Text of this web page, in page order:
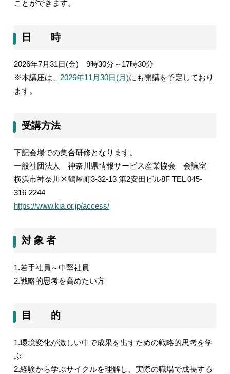
ことができます。
日 時
2026年7月31日(金) 9時30分～ 17時30分
※本講座は、 2026年11 月30日(月)にも開講を予定しており
ます。
受講方法
下記会場での集合研修となります。
一般社団法人 神奈川県情報サービス産業協会 会議室
横浜市神奈川区鶴屋町3-32-13 第2安田ビル8F TEL 045-
316-2244
https://www.kia.or.jp/access/
対 象 者
1.若手社員～中堅社員
2.戦略的思考を高めたい方
目 的
1.環境変化が激しい中で成果を出すための戦略的思考を学
ぶ
2.経験から学ぶサイクルを理解し、実際の職場で成長する